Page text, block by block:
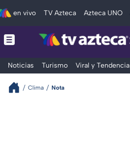
en vivo TV Azteca Azteca UNO
Noticias Turismo Viral y Tendencia
Clima Nota